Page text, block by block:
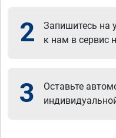
2
Запишитесь на
к нам в сервис
3
Оставьте